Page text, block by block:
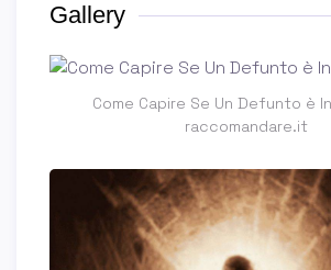
Gallery
Come Capire Se Un Defunto è
raccomandare.it